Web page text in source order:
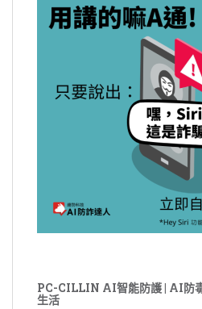
PC-CILLIN AI智能防護 | AI防
生活